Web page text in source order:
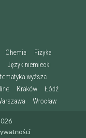
Chemia
Fizyka
Język niemiecki
wyższa
Kraków
Łódź
Wrocław